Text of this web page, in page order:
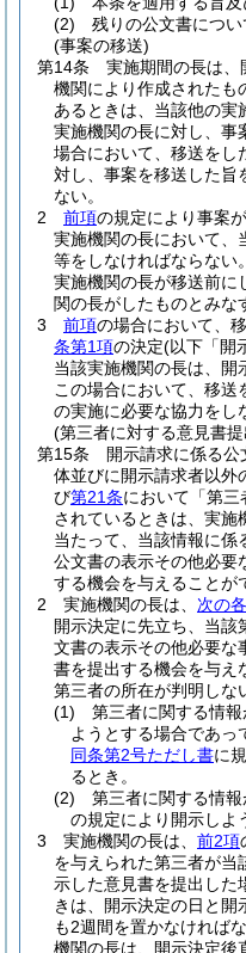
(2)
残りの公文書につ
(事案の移送)
第14条
実施期間の長は、
機関により作成されたも
あるときは、当該他の実
実施機関の長に対し、事
場合において、移送をし
対し、事案を移送した旨
ない。
2
前項の規定により事案
実施機関の長において、
等をしなければならない。
実施機関の長が移送前に
関の長がしたものとみな
3
前項の場合において、
条第1項の決定(以下「開
当該実施機関の長は、開
この場合において、移
の実施に必要な協力をし
(第三者に対する意見書
第15条
開示請求に係る公
体並びに開示請求者以外
び第21条において「第三
されているときは、実施
当たって、当該情報に係
公文書の表示その他必要
する機会を与えることが
2
実施機関の長は、 次の
開示決定に先立ち、当該
文書の表示その他必要な
書を提出する機会を与え
第三者の所在が判明しな
(1)
第三者に関する情
ようとする場合であっ
同条第2号ただし書に
るとき。
(2)
第三者に関する情
の規定により開示しよ
3
実施機関の長は、 前2項
を与えられた第三者が当
示した意見書を提出した
きは、開示決定の日と開
も2週間を置かなければな
機関の長は、開示決定後